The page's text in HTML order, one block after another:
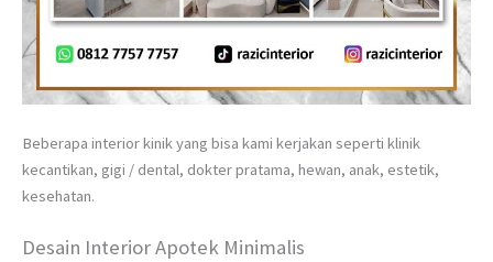
Beberapa interior kinik yang bisa kami kerjakan seperti klinik
kecantikan, gigi / dental, dokter pratama, hewan, anak, estetik,
kesehatan.
Desain Interior Apotek Minimalis